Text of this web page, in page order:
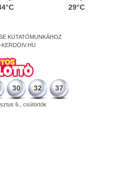
29°C
KUTATÓMUNKÁHOZ
KERDOIV.HU
30 32 37
6., csütörtök